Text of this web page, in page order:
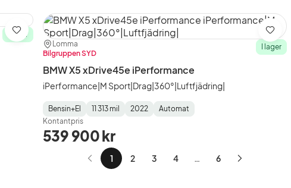
I lager
Spara
Plats:
Lomma
Återförsäljare:
Bilgruppen SYD
I lager
BMW X5 xDrive45e iPerformance
iPerformance|M Sport|Drag|360°|Luftfjädring|
Fuel
Type:
Bensin+El
Mätarställning:
11 313 mil
Model
Year:
2022
Gearbox
Type:
Automat
Kontantpris
539 900 kr
Spara
1 2 3 4 … 6
Nästa